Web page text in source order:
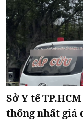
Sở Y tế
thống nhất giá